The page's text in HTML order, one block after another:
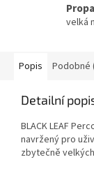
velká
Popis Podobné
Detailní
BLACK LEAF
navržený pro
zbytečně